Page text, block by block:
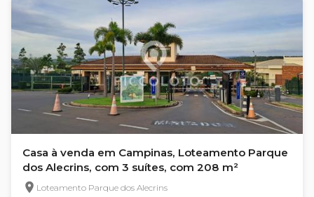
Casa à venda em Campinas, Loteamento Parque
dos Alecrins, com 3 suítes, com 208 m²
Loteamento Parque dos Alecrins